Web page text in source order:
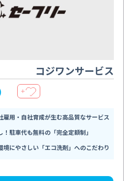
コジワンサービス
＋
雇用・自社育成が生む高品質なサービス
！駐車代も無料の「完全定額制」
境にやさしい「エコ洗剤」へのこだわり